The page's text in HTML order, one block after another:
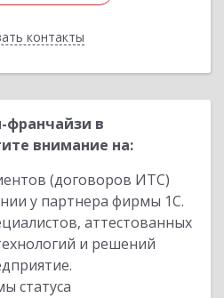
контакты
Назад
в
внимание на:
(договоров ИТС)
у партнера фирмы 1С.
аттестованных
и решений
статуса